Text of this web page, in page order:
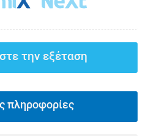
την εξέταση
πληροφορίες